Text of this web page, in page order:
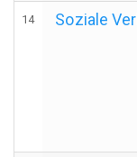
14 Soziale